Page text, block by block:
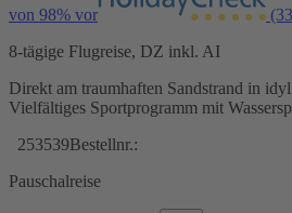
von 98% vor
8-tägige Flugreise, DZ inkl. AI
Direkt am traumhaften Sandstrand in
Vielfältiges Sportprogramm mit
253539Bestellnr.:
Pauschalreise